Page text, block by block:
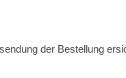
der Bestellung